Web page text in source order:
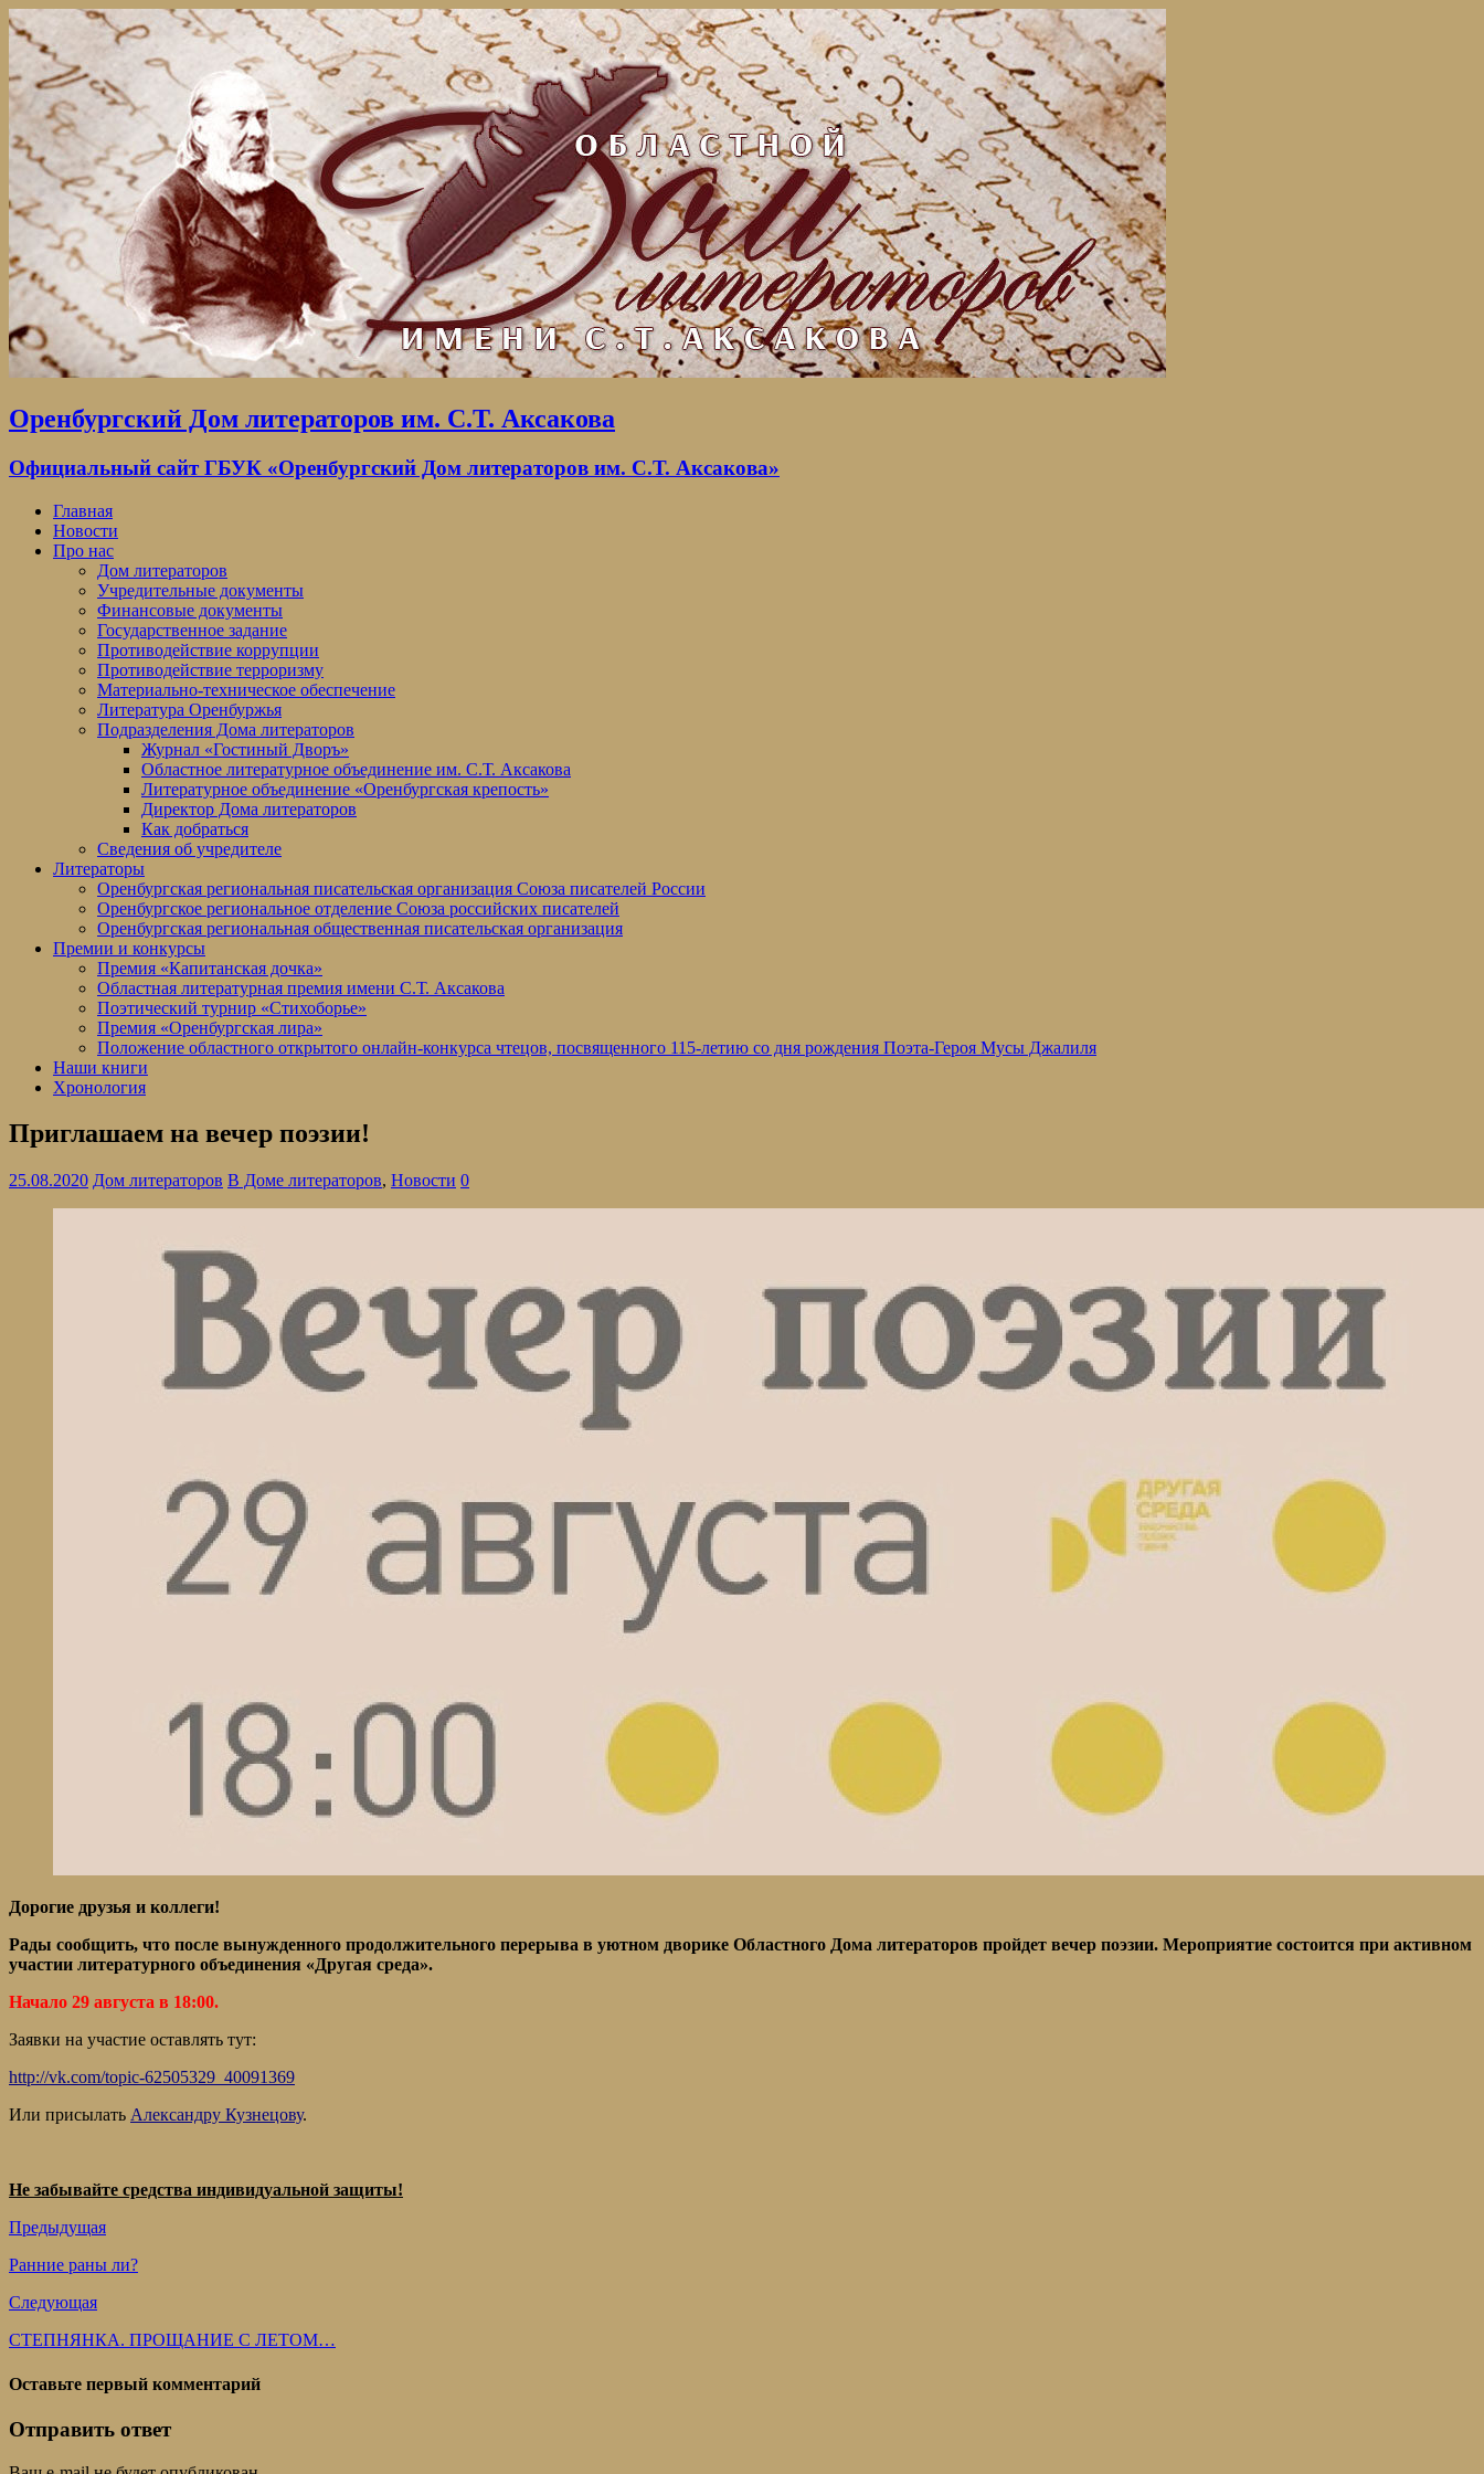
Оренбургский Дом литераторов им. С.Т. Аксакова
Официальный сайт ГБУК «Оренбургский Дом литераторов им. С.Т. Аксакова»
Главная
Новости
Про нас
Дом литераторов
Учредительные документы
Финансовые документы
Государственное задание
Противодействие коррупции
Противодействие терроризму
Материально-техническое обеспечение
Литература Оренбуржья
Подразделения Дома литераторов
Журнал «Гостиный Дворъ»
Областное литературное объединение им. С.Т. Аксакова
Литературное объединение «Оренбургская крепость»
Директор Дома литераторов
Как добраться
Сведения об учредителе
Литераторы
Оренбургская региональная писательская организация Союза писателей России
Оренбургское региональное отделение Союза российских писателей
Оренбургская региональная общественная писательская организация
Премии и конкурсы
Премия «Капитанская дочка»
Областная литературная премия имени С.Т. Аксакова
Поэтический турнир «Стихоборье»
Премия «Оренбургская лира»
Положение областного открытого онлайн-конкурса чтецов, посвященного 115-летию со дня рождения Поэта-Героя Мусы Джалиля
Наши книги
Хронология
Приглашаем на вечер поэзии!
25.08.2020 Дом литераторов В Доме литераторов, Новости 0
Дорогие друзья и коллеги!
Рады сообщить, что после вынужденного продолжительного перерыва в уютном дворике Областного Дома литераторов пройдет вечер поэзии. Мероприятие состоится при активном
участии литературного объединения «Другая среда».
Начало 29 августа в 18:00.
Заявки на участие оставлять тут:
http://vk.com/topic-62505329_40091369
Или присылать Александру Кузнецову.
Не забывайте средства индивидуальной защиты!
Предыдущая
Ранние раны ли?
Следующая
СТЕПНЯНКА. ПРОЩАНИЕ С ЛЕТОМ…
Оставьте первый комментарий
Отправить ответ